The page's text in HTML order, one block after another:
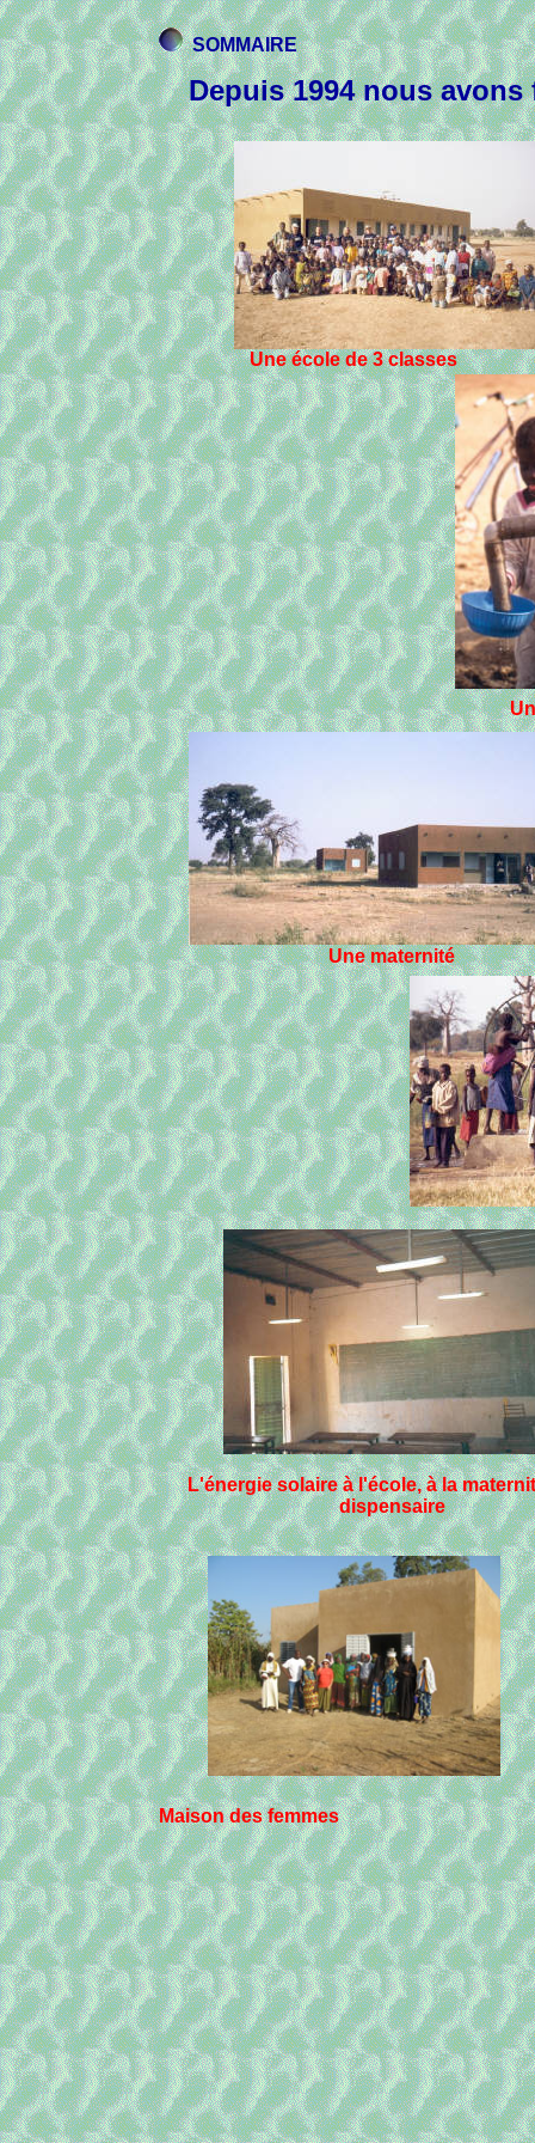
SOMMAIRE
Depuis 1994 nous avons
Une école de 3 classes
Une maternité
L'énergie solaire à l'école, à la
dispensaire
Maison des femmes